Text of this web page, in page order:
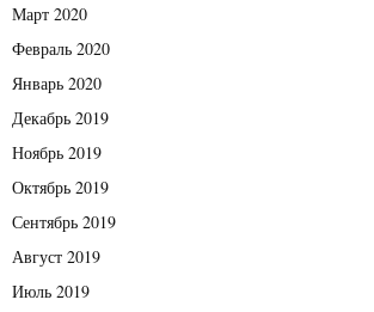
Март 2020
Февраль 2020
Январь 2020
Декабрь 2019
Ноябрь 2019
Октябрь 2019
Сентябрь 2019
Август 2019
Июль 2019